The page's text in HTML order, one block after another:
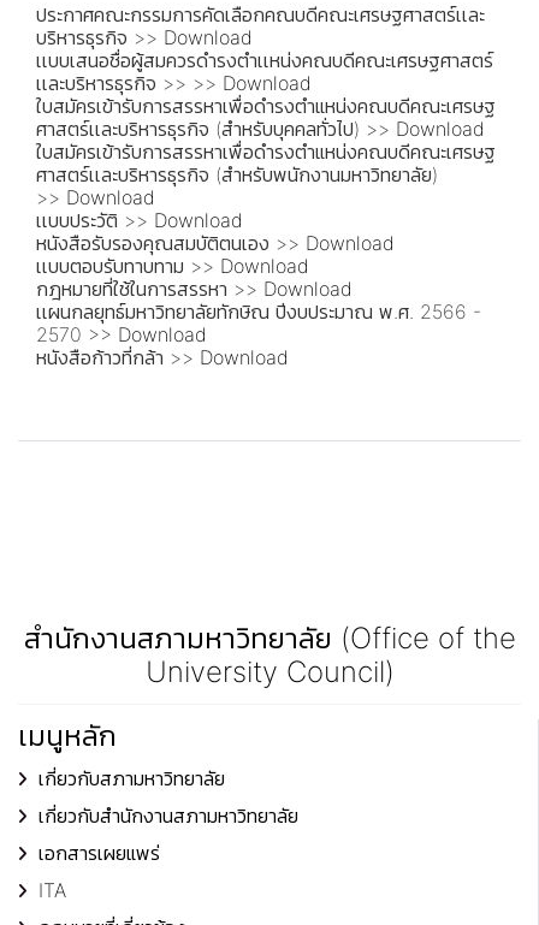
ประกาศคณะกรรมการคัดเลือกคณบดีคณะเศรษฐศาสตร์เเละ
บริหารธุรกิจ >> Download
เเบบเสนอชื่อผู้สมควรดำรงตำเเหน่งคณบดีคณะเศรษฐศาสตร์
เเละบริหารธุรกิจ >> >> Download
ใบสมัครเข้ารับการสรรหาเพื่อดำรงตำแหน่งคณบดีคณะเศรษฐ
ศาสตร์เเละบริหารธุรกิจ (สำหรับบุคคลทั่วไป) >> Download
ใบสมัครเข้ารับการสรรหาเพื่อดำรงตำแหน่งคณบดีคณะเศรษฐ
ศาสตร์เเละบริหารธุรกิจ (สำหรับพนักงานมหาวิทยาลัย)
>> Download
เเบบประวัติ >> Download
หนังสือรับรองคุณสมบัติตนเอง >> Download
เเบบตอบรับทาบทาม >> Download
กฎหมายที่ใช้ในการสรรหา >> Download
เเผนกลยุทธ์มหาวิทยาลัยทักษิณ ปีงบประมาณ พ.ศ. 2566 -
2570 >> Download
หนังสือก้าวที่กล้า >> Download
สำนักงานสภามหาวิทยาลัย (Office of the
University Council)
เมนูหลัก
เกี่ยวกับสภามหาวิทยาลัย
เกี่ยวกับสำนักงานสภามหาวิทยาลัย
เอกสารเผยแพร่
ITA